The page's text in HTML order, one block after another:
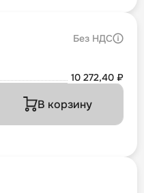
Без НДС
10 272,40 ₽
В корзину